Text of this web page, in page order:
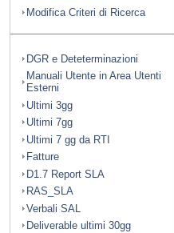
Modifica Criteri di Ricerca
DGR e Deteterminazioni
Manuali Utente in Area Utenti
Esterni
Ultimi 3gg
Ultimi 7gg
Ultimi 7 gg da RTI
Fatture
D1.7 Report SLA
RAS_SLA
Verbali SAL
Deliverable ultimi 30gg